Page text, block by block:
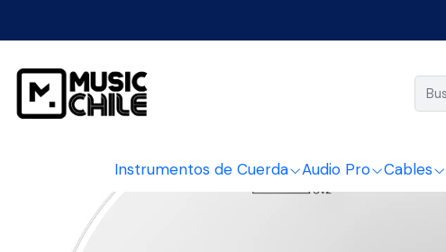
Instrumentos de Cuerda Audio Pro Cables